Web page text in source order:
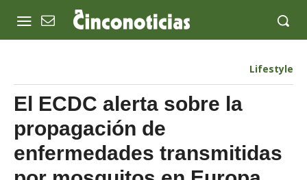
Lifestyle
El ECDC alerta sobre la
propagación de
enfermedades transmitidas